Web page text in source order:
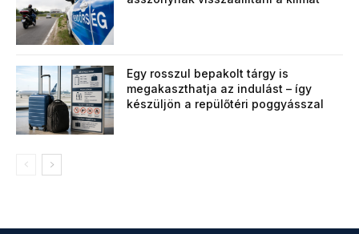
Egy rosszul bepakolt tárgy is
megakaszthatja az indulást – így
készüljön a repülőtéri poggyásszal